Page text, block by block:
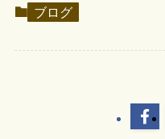
ブログ